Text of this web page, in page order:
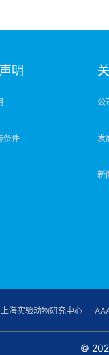
明
条件
公
发
新
上海实验动物研究中心
©